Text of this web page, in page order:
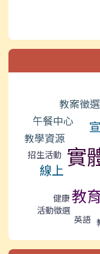
教案徵選
午餐中心
教學資源
實
招生活動
線上
健康教
活動徵選
英語